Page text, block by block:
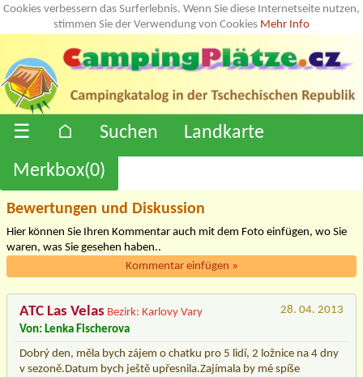
Cookies verbessern das Surferlebnis. Wenn Sie diese Internetseite nutzen,
stimmen Sie der Verwendung von Cookies Mehr Info
☰ ⌂ Suchen
Landkarte
Merkbox(0)
Bewertungen und Diskussion
Hier können Sie Ihren Kommentar auch mit dem Foto einfügen, wo Sie
waren, was Sie gesehen haben..
Kommentar einfügen »
ATC Las Velas Bezirk: Karlovy Vary
28. 04. 2013
Von: Lenka Fischerova
Dobrý den, měla bych zájem o chatku pro 5 lidí, 2 ložnice na 4 dny
v sezoně.Datum bych ještě upřesnila.Zajímala by mé spíše